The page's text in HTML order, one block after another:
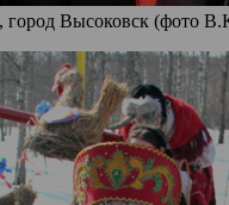
город Высоковск (фото